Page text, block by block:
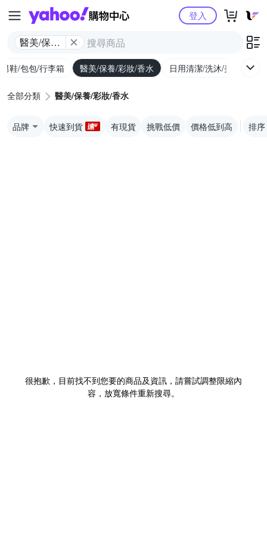
Yahoo購物中心
醫美/保養/
登入
鞋/包包/行李箱 醫美/保養/彩妝/香水 日用清潔/洗沐/美髮
全部分類 醫美/保養/彩妝/香水
品牌 快速到貨 有現貨 挑戰低價 價格低到高 排序
很抱歉，目前找不到您要的商品及資訊，請嘗試調整限縮內
容，放寬條件重新搜尋。